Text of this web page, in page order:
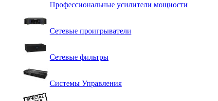
Профессиональные усилители мощности
Сетевые проигрыватели
Сетевые фильтры
Системы Управления